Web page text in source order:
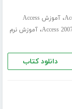
،
آموزش Access
،آموزش نرم
دانلود کتاب